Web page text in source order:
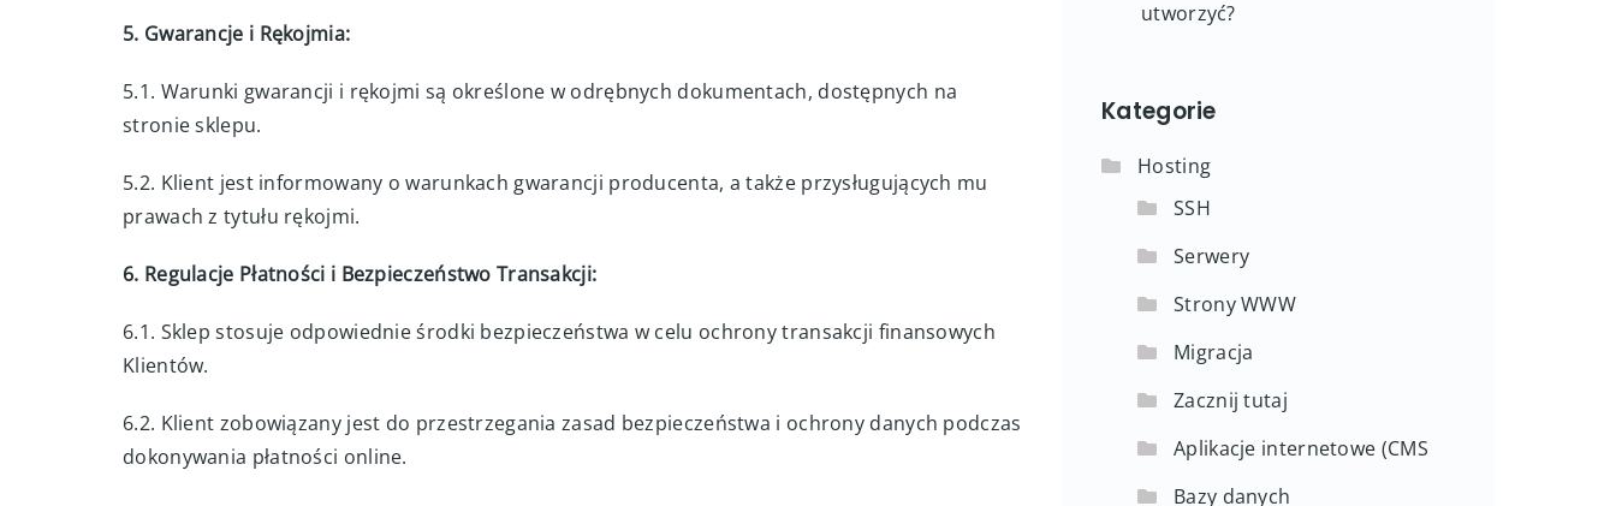
5. Gwarancje i Rękojmia:
5.1. Warunki gwarancji i rękojmi są określone w odrębnych dokumentach, dostępnych na
stronie sklepu.
5.2. Klient jest informowany o warunkach gwarancji producenta, a także przysługujących mu
prawach z tytułu rękojmi.
6. Regulacje Płatności i Bezpieczeństwo Transakcji:
6.1. Sklep stosuje odpowiednie środki bezpieczeństwa w celu ochrony transakcji finansowych
Klientów.
6.2. Klient zobowiązany jest do przestrzegania zasad bezpieczeństwa i ochrony danych podczas
dokonywania płatności online.
utworzyć?
Kategorie
Hosting
SSH
Serwery
Strony WWW
Migracja
Zacznij tutaj
Aplikacje internetowe (CMS
Bazy danych